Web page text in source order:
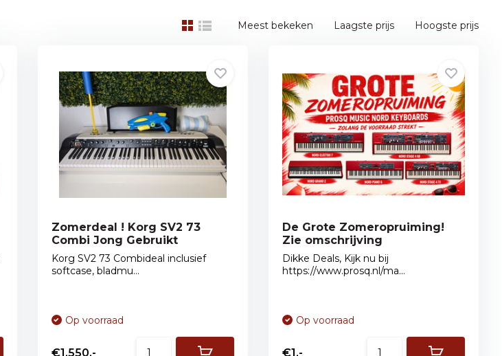
Meest bekeken Laagste prijs Hoogste prijs
Zomerdeal ! Korg SV2 73
Combi Jong Gebruikt
Korg SV2 73 Combideal inclusief
softcase, bladmu...
Op voorraad
€1.550,-
De Grote Zomeropruiming!
Zie omschrijving
Dikke Deals, Kijk nu bij
https://www.prosq.nl/ma...
Op voorraad
€1,-